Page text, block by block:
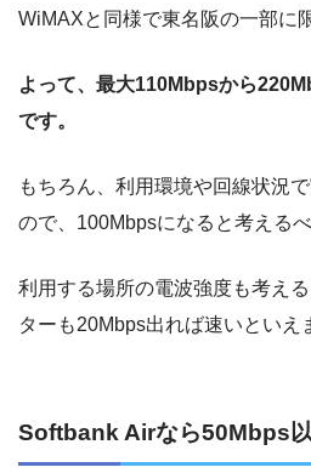
WiMAXと同様で東名阪の一部に
よって、最大110Mbpsから
です。
もちろん、利用環境や回線状況
ので、100Mbpsになると考えるべ
利用する場所の電波強度も考え
ターも20Mbps出れば速いといえ
Softbank Airなら50Mbps